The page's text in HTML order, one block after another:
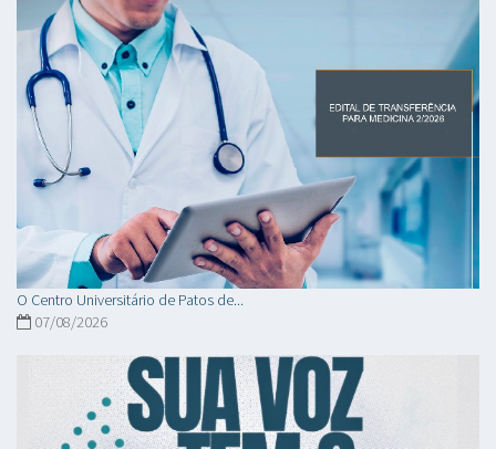
O Centro Universitário de Patos de...
07/08/2026